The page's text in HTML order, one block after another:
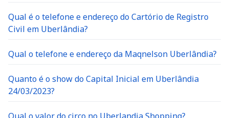
Qual é o telefone e endereço do Cartório de Registro
Civil em Uberlândia?
Qual o telefone e endereço da Maqnelson Uberlândia?
Quanto é o show do Capital Inicial em Uberlândia
24/03/2023?
Qual o valor do circo no Uberlandia Shopping?